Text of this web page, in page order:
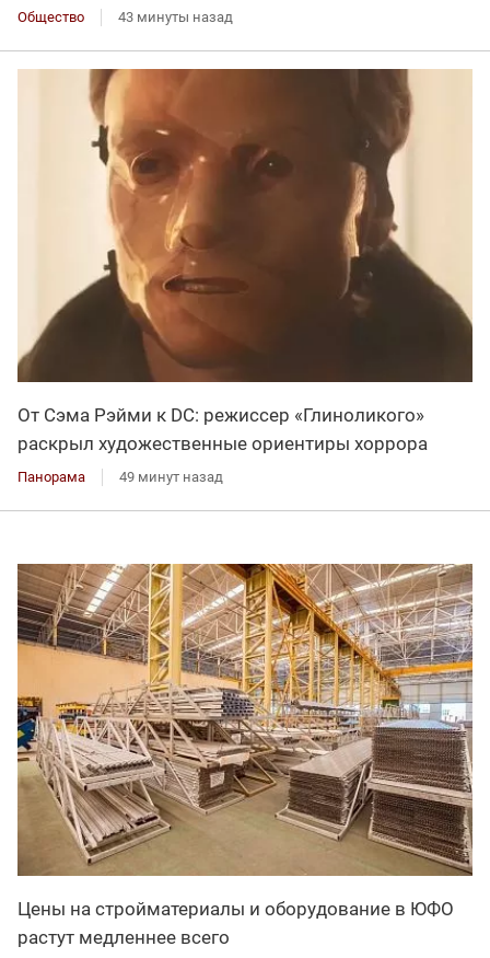
Общество 43 минуты назад
От Сэма Рэйми к DC: режиссер «Глиноликого»
раскрыл художественные ориентиры хоррора
Панорама 49 минут назад
Цены на стройматериалы и оборудование в ЮФО
растут медленнее всего